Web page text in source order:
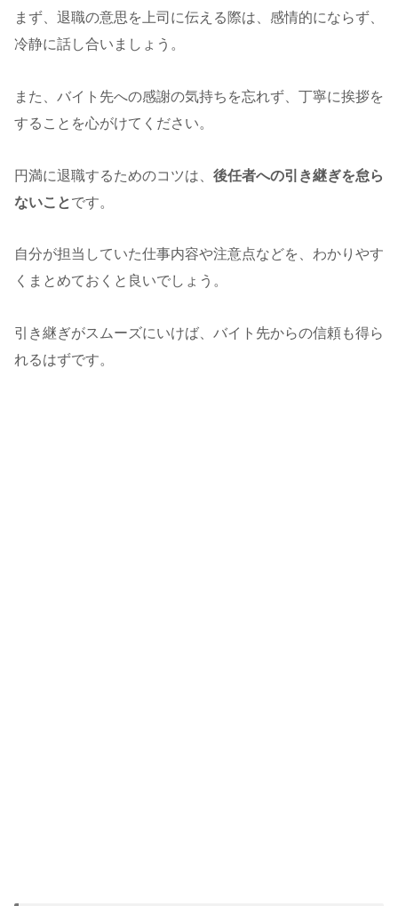
まず、退職の意思を上司に伝える際は、感情的にならず、
冷静に話し合いましょう。
また、バイト先への感謝の気持ちを忘れず、丁寧に挨拶を
することを心がけてください。
円満に退職するためのコツは、 後任者への引き継ぎを怠ら
ないことです。
自分が担当していた仕事内容や注意点などを、わかりやす
くまとめておくと良いでしょう。
引き継ぎがスムーズにいけば、バイト先からの信頼も得ら
れるはずです。